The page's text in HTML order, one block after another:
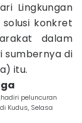
Lingkungan
konkret
dalam
sumbernya di
itu.
peluncuran
Kudus, Selasa